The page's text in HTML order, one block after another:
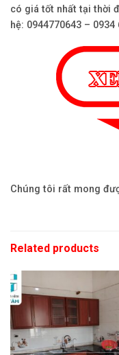
có giá tốt nhất tại thời
hệ: 0944770643 – 0934
Chúng tôi rất mong
Related products